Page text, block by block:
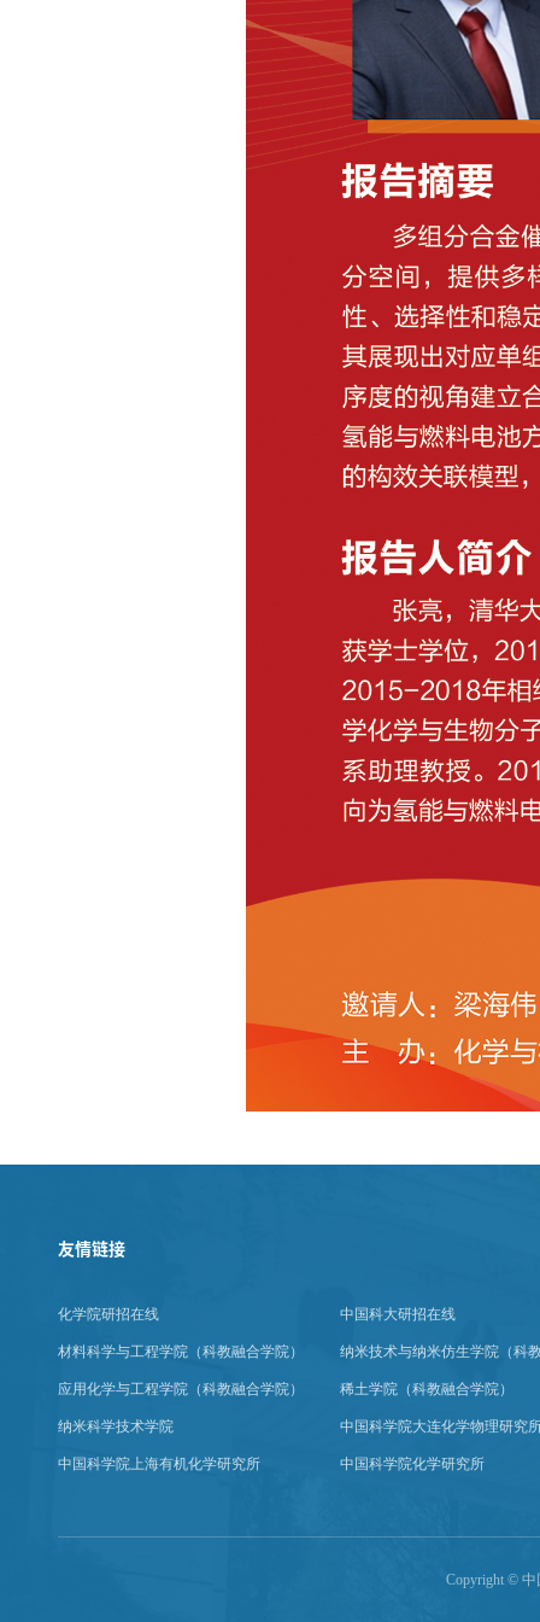
友情链接
化学院研招在线 中国科大研招在线
材料科学与工程学院（科教融合学院） 纳米技术与纳米仿生学院（科
应用化学与工程学院（科教融合学院） 稀土学院（科教融合学院）
纳米科学技术学院 中国科学院大连化学物理研究
中国科学院上海有机化学研究所 中国科学院化学研究所
Copyright © 中